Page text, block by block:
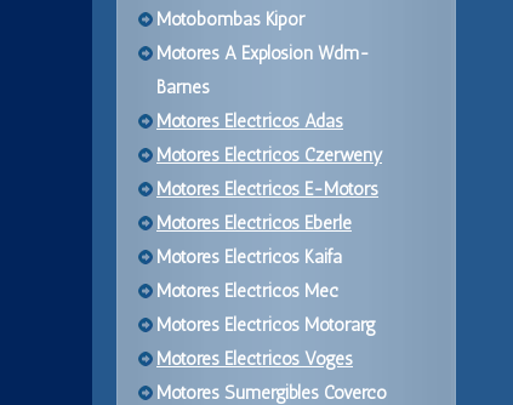
Motobombas Kipor
Motores A Explosion Wdm-
Barnes
Motores Electricos Adas
Motores Electricos Czerweny
Motores Electricos E-Motors
Motores Electricos Eberle
Motores Electricos Kaifa
Motores Electricos Mec
Motores Electricos Motorarg
Motores Electricos Voges
Motores Sumergibles Coverco